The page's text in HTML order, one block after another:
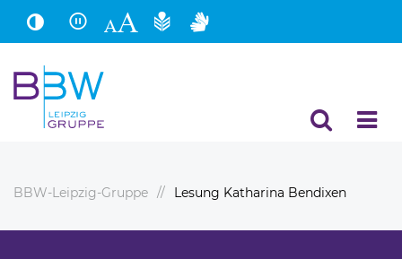
Hauptinhalt
Fußbereich
BBW-Leipzig-Gruppe Lesung Katharina Bendixen